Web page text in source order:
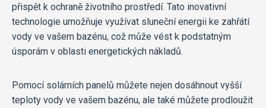
přispět k ochraně životního prostředí. Tato inovativní
technologie umožňuje využívat sluneční energii ke zahřátí
vody ve vašem bazénu, což může vést k podstatným
úsporám v oblasti energetických nákladů.
Pomocí solárních panelů můžete nejen dosáhnout vyšší
teploty vody ve vašem bazénu, ale také můžete prodloužit